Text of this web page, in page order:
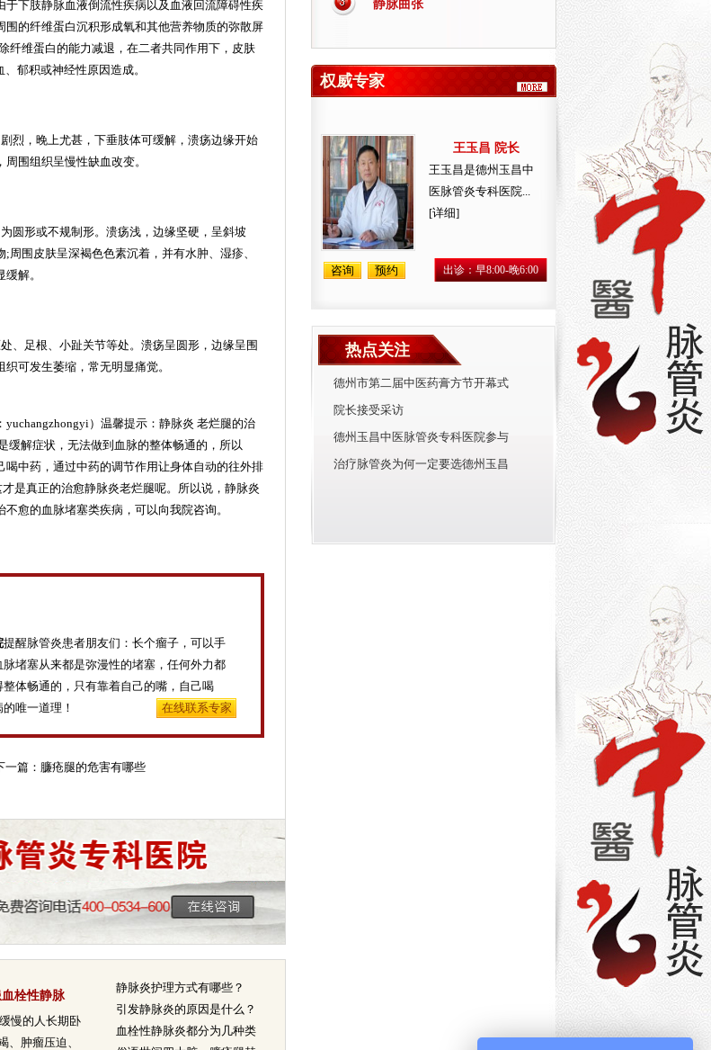
下肢静脉血液倒流性疾病以及血液回流障碍性疾
的纤维蛋白沉积形成氧和其他营养物质的弥散屏
纤维蛋白的能力减退，在二者共同作用下，皮肤
郁积或神经性原因造成。
，晚上尤甚，下垂肢体可缓解，溃疡边缘开始
围组织呈慢性缺血改变。
形或不规制形。溃疡浅，边缘坚硬，呈斜坡
围皮肤呈深褐色色素沉着，并有水肿、湿疹、
解。
足根、小趾关节等处。溃疡呈圆形，边缘呈围
可发生萎缩，常无明显痛觉。
）温馨提示： 静脉炎 老烂腿的治
缓解症状，无法做到血脉的整体畅通的，所以
中药，通过中药的调节作用让身体自动的往外排
是真正的治愈静脉炎老烂腿呢。所以说，静脉炎
愈的血脉堵塞类疾病，可以向我院咨询。
提醒脉管炎患者朋友们：长个瘤子，可以手
堵塞从来都是弥漫性的堵塞，任何外力都
体畅通的，只有靠着自己的嘴，自己喝
唯一道理！
在线联系专家
一篇： 臁疮腿的危害有哪些
栓性静脉
慢的人长期卧
、肿瘤压迫、
静脉炎护理方式有哪些？
引发静脉炎的原因是什么？
血栓性静脉炎都分为几种类
静脉曲张
权威专家
王玉昌 院长
王玉昌是德州玉昌中
医脉管炎专科医院...
[详细]
咨询 预约 出诊：早8:00-晚6:00
热点关注
德州市第二届中医药膏方节开幕式
院长接受采访
德州玉昌中医脉管炎专科医院参与
治疗脉管炎为何一定要选德州玉昌